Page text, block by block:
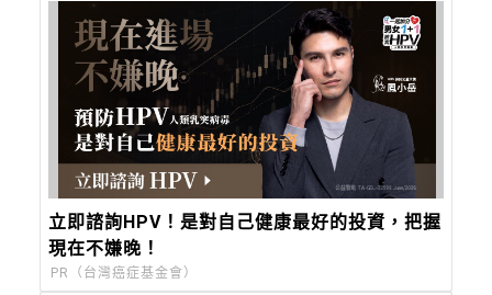
立即諮詢HPV！是對自己健康最好的投資，把握
現在不嫌晚！
PR（台灣癌症基金會）